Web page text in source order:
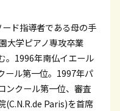
ド指導者である母の手
大学ピアノ専攻卒業
。1996年南仏イエール
ール第一位。1997年パ
ンクール第一位、審査
(C.N.R.de Paris)を首席